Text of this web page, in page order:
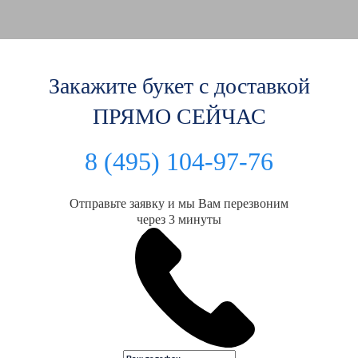
Закажите букет с доставкой
ПРЯМО СЕЙЧАС
8 (495) 104-97-76
Отправьте заявку и мы Вам перезвоним
через 3 минуты